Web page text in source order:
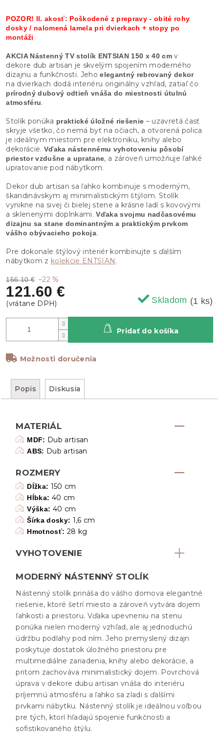
156.10 € –22 %
121.60 €
Skladom (1 ks)
Možnosti doručenia
Pridať do košíka
POZOR! II. akosť: Poškodené z prepravy - obité rohy
dosky / nalomená lamela pri dvierkach + stopy po
montáži
AKCIA Nástenný TV stolík ENTSIAN 150 x 40 cmv
dekore dub artisan je skvelým spojením moderného
dizajnu a funkčnosti. Jehoelegantný rebrovaný dekor
na dvierkach dodá interiéru originálny vzhľad, zatiaľ čo
prírodný dubový odtieň vnáša do miestnosti útulnú
atmosféru.
Stolík ponúka praktické úložné riešenie – uzavretá časť
skryje všetko, čo nemá byť na očiach, a otvorená polica
je ideálnym miestom pre elektroniku, knihy alebo
dekorácie. Vďaka nástennému vyhotoveniu pôsobí
priestor vzdušne a upratane, a zároveň umožňuje ľahké
upratovanie pod nábytkom.
Dekor dub artisan sa ľahko kombinuje s moderným,
škandinávskym aj minimalistickým štýlom. Stolík
vynikne na sivej či bielej stene a krásne ladí s kovovými
a sklenenými doplnkami.Vďaka svojmu nadčasovému
dizajnu sa stane dominantným a praktickým prvkom
vášho obývacieho pokoja.
Pre dokonale štýlový interiér kombinujte s ďalším
nábytkom z kolekcie ENTSIAN.
Popis Diskusia
MATERIÁL
MDF: Dub artisan
ABS: Dub artisan
ROZMERY
Dĺžka: 150 cm
Hĺbka: 40 cm
Výška: 40 cm
Šírka dosky: 1,6 cm
Hmotnosť: 28 kg
VYHOTOVENIE
MODERNÝ NÁSTENNÝ STOLÍK
Nástenný stolík prináša do vášho domova elegantné
riešenie, ktoré šetrí miesto a zároveň vytvára dojem
ľahkosti a priestoru. Vďaka upevneniu na stenu
ponúka nielen moderný vzhľad, ale aj jednoduchú
údržbu podlahy pod ním. Jeho premyslený dizajn
poskytuje dostatok úložného priestoru pre
multimediálne zariadenia, knihy alebo dekorácie, a
pritom zachováva minimalistický dojem. Povrchová
úprava v dekore dubu artisan vnáša do interiéru
príjemnú atmosféru a ľahko sa zladi s ďalšími
prvkami nábytku. Nástenný stolík je ideálnou voľbou
pre tých, ktorí hľadajú spojenie funkčnosti a
sofistikovaného štýlu.